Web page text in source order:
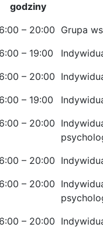
godziny
– 20:00 Grupa
– 19:00
– 20:00
– 19:00
– 20:00
– 20:00
– 20:00
– 20:00